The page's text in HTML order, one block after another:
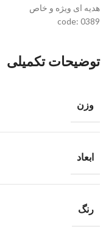
هدیه ای ویژه و خاص
code: 0389
توضیحات تکمیلی
وزن
ابعاد
رنگ